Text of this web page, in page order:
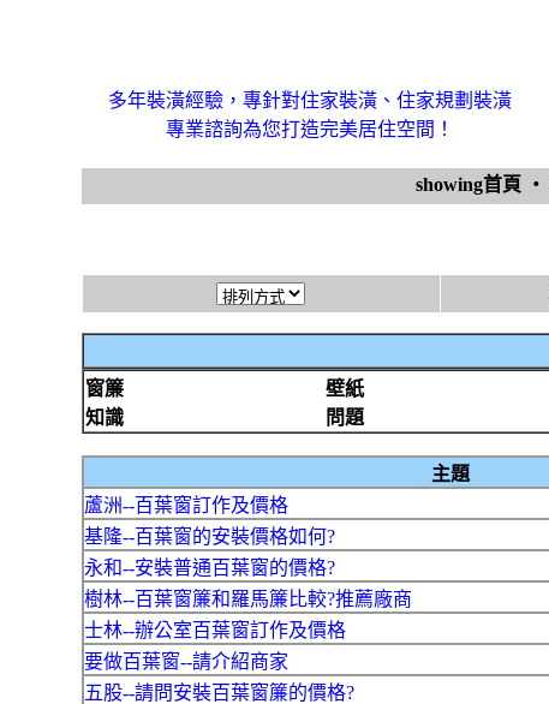
多年裝潢經驗，專針對住家裝潢、住家規劃裝潢
專業諮詢為您打造完美居住空間！
showing首頁 ‧
窗簾
壁紙
知識
問題
主題
蘆洲--百葉窗訂作及價格
基隆--百葉窗的安裝價格如何?
永和--安裝普通百葉窗的價格?
樹林--百葉窗簾和羅馬簾比較?推薦廠商
士林--辦公室百葉窗訂作及價格
要做百葉窗--請介紹商家
五股--請問安裝百葉窗簾的價格?